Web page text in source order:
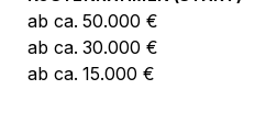
ab ca. 50.000 €
ab ca. 30.000 €
ab ca. 15.000 €